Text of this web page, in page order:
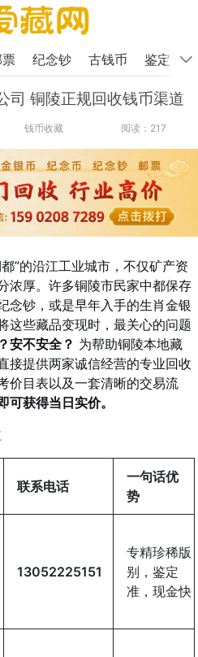
票 纪念钞 古钱币 鉴定
司 铜陵正规回收钱币渠道
钱币收藏 阅读：217
”的沿江工业城市，不仅矿产资
浓厚。许多铜陵市民家中都保存
纪念钞，或是早年入手的生肖金银
这些藏品变现时，最关心的问题
安不安全？ 为帮助铜陵本地藏
接提供两家诚信经营的专业回收
价目表以及一套清晰的交易流
可获得当日实价。
联系电话
一句话优
势
13052225151
专精珍稀版
别，鉴定
准，现金快